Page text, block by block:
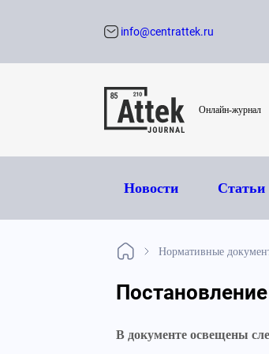
info@centrattek.ru
Онлайн-журнал
Новости Статьи
Нормативные
В документе освещены